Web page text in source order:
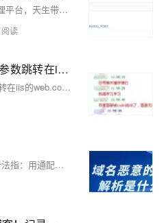
Rainbond 作为一款云原生应用管理平台，天生带有引导南北向网络流量的分布式网关 rbd-gateway。区别于一般的 Ingress 配置中，用户需要自行定义域名的使用体验，Rainbond 的网关策略可以一键自动生成域名访问策略，用户通过这个域名可以立刻访问到部署在 Rainbond 上的业务系统。这个使用体验在开发测试场景下非常友好，这篇文章详解了这一机制到底是如何实现的。
泛解析泛域名301重定向带参数跳转在iis的web.config中的设置方式 二级域名301重定向
泛解析泛域名301重定向带参数跳转在iis的web.config中的设置方式 二级域名301重定向
首先来看看泛解析是什么。泛解析法指：用通配符*(星号)实现所有子域名都指向同一个IP地址。与此ip的应用程序一样，可以生成N多个二级/N级的域名，同时这些二级域名也被百度收录